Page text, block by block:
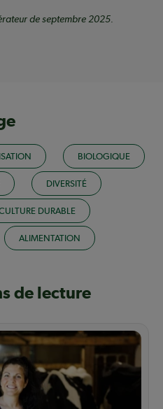
de septembre 2025.
BIOLOGIQUE
DIVERSITÉ
DURABLE
ALIMENTATION
de lecture